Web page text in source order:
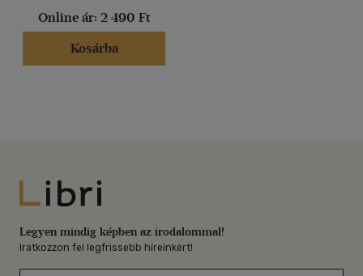
Online ár: 2 490 Ft
Kosárba
Libri
Legyen mindig képben az irodalommal!
Iratkozzon fel legfrissebb híreinkért!